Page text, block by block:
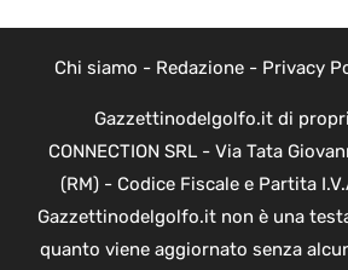
Chi siamo - Redazione- Privacy
Gazzettinodelgolfo.it di
CONNECTION SRL - Via Tata
(RM) - Codice Fiscale e Partita
Gazzettinodelgolfo.it non è una
quanto viene aggiornato senza